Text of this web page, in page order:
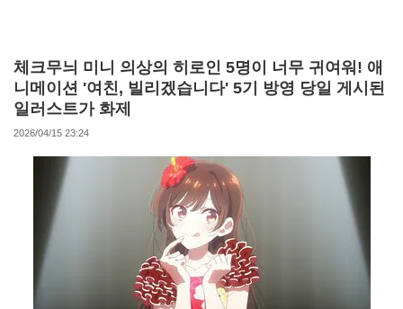
체크무늬 미니 의상의 히로인 5명이 너무 귀여워! 애
니메이션 '여친, 빌리겠습니다' 5기 방영 당일 게시된
일러스트가 화제
2026/04/15 23:24